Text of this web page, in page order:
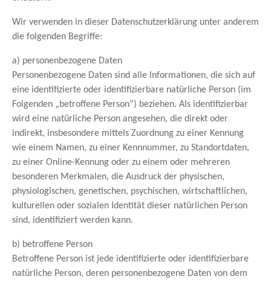
Wir verwenden in dieser Datenschutzerklärung unter anderem
die folgenden Begriffe:
a) personenbezogene Daten
Personenbezogene Daten sind alle Informationen, die sich auf
eine identifizierte oder identifizierbare natürliche Person (im
Folgenden „betroffene Person“) beziehen. Als identifizierbar
wird eine natürliche Person angesehen, die direkt oder
indirekt, insbesondere mittels Zuordnung zu einer Kennung
wie einem Namen, zu einer Kennnummer, zu Standortdaten,
zu einer Online-Kennung oder zu einem oder mehreren
besonderen Merkmalen, die Ausdruck der physischen,
physiologischen, genetischen, psychischen, wirtschaftlichen,
kulturellen oder sozialen Identität dieser natürlichen Person
sind, identifiziert werden kann.
b) betroffene Person
Betroffene Person ist jede identifizierte oder identifizierbare
natürliche Person, deren personenbezogene Daten von dem